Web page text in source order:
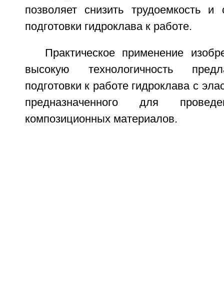
позволяет снизить трудоемкость и
подготовки гидроклава к работе.
Практическое применение
высокую технологичность
подготовки к работе гидроклава с
предназначенного для
композиционных материалов.